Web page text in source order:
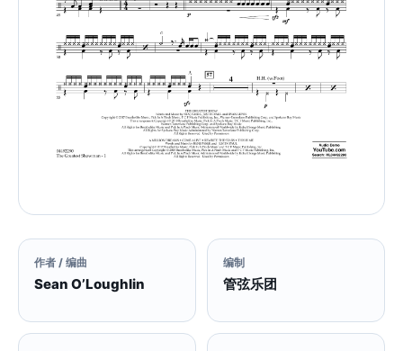
作者 / 编曲
Sean O’Loughlin
编制
管弦乐团